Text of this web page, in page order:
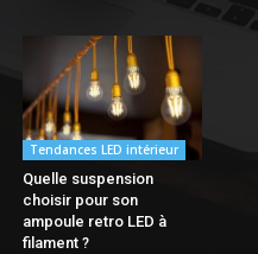
Tendances LED intérieur
Quelle suspension
choisir pour son
ampoule retro LED à
filament ?